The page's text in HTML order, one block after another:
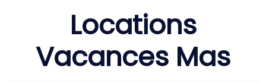
Locations
Vacances Mas